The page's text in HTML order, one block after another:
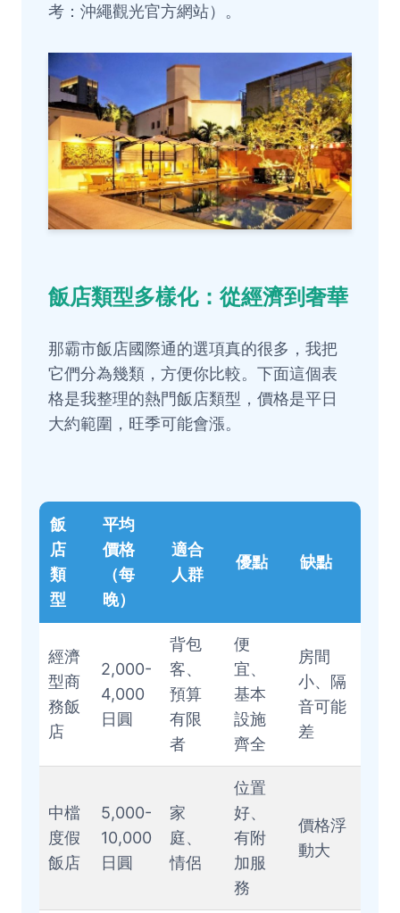
考： 沖繩觀光官方網站）。
飯店類型多樣化：從經濟到奢華
那霸市飯店國際通的選項真的很多，我把
它們分為幾類，方便你比較。下面這個表
格是我整理的熱門飯店類型，價格是平日
大約範圍，旺季可能會漲。
飯
店
類
型
平均
價格
（每
晚）
適合
人群
優點 缺點
經濟
型商
務飯
店
2,000-
4,000
日圓
背包
客、
預算
有限
者
便
宜、
基本
設施
齊全
房間
小、隔
音可能
差
中檔
度假
飯店
5,000-
10,000
日圓
家
庭、
情侶
位置
好、
有附
加服
務
價格浮
動大